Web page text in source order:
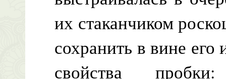
их стаканчиком
сохранить в вине его
свойства